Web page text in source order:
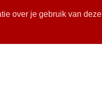
over je gebruik van deze